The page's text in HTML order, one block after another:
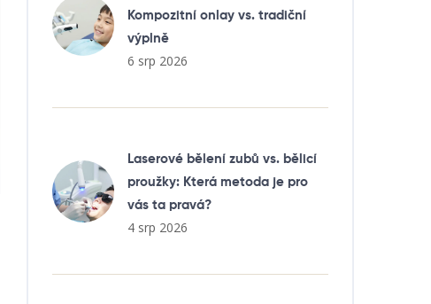
Kompozitní onlay vs. tradiční
výplně
6 srp 2026
Laserové bělení zubů vs. bělicí
proužky: Která metoda je pro
vás ta pravá?
4 srp 2026